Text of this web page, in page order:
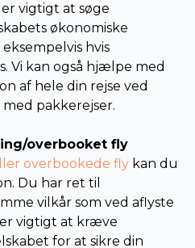
vigtigt at søge
økonomiske
hvis
Vi kan også hjælpe med
af hele din rejse ved
pakkerejser.
overbooket fly
overbookede fly kan du
Du har ret til
vilkår som ved aflyste
vigtigt at kræve
for at sikre din